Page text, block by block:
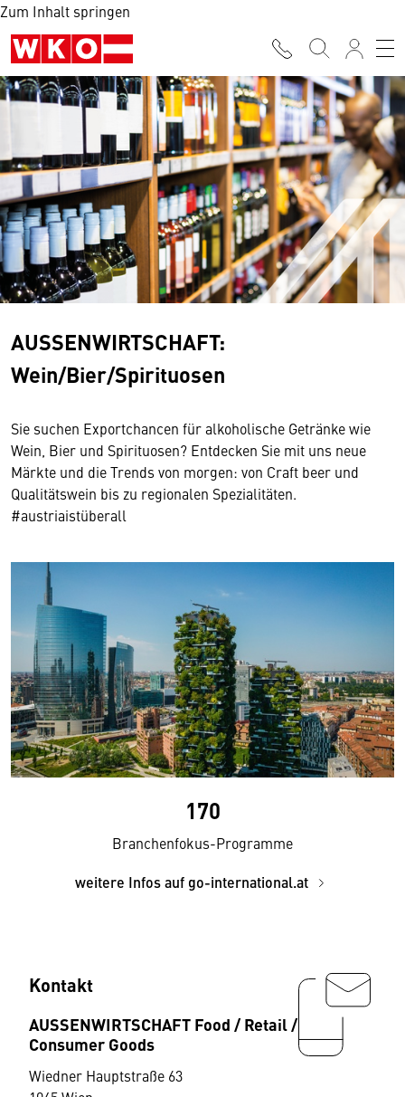
Zum Inhalt springen
AUSSENWIRTSCHAFT:
Wein/Bier/Spirituosen
Sie suchen Exportchancen für alkoholische Getränke wie
Wein, Bier und Spirituosen? Entdecken Sie mit uns neue
Märkte und die Trends von morgen: von Craft beer und
Qualitätswein bis zu regionalen Spezialitäten.
#austriaistüberall
170
Branchenfokus-Programme
weitere Infos auf go-international.at
Kontakt
AUSSENWIRTSCHAFT Food / Retail /
Consumer Goods
Wiedner Hauptstraße 63